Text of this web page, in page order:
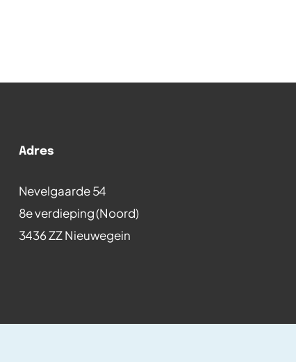
Adres
Nevelgaarde 54
8e verdieping (Noord)
3436 ZZ Nieuwegein